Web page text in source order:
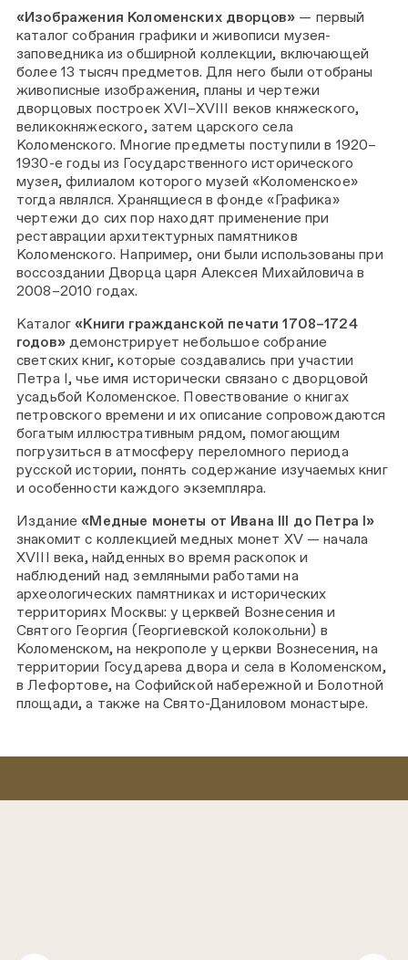
«Изображения Коломенских дворцов» — первый
каталог собрания графики и живописи музея-
заповедника из обширной коллекции, включающей
более 13 тысяч предметов. Для него были отобраны
живописные изображения, планы и чертежи
дворцовых построек XVI–XVIII веков княжеского,
великокняжеского, затем царского села
Коломенского. Многие предметы поступили в 1920–
1930-е годы из Государственного исторического
музея, филиалом которого музей «Коломенское»
тогда являлся. Хранящиеся в фонде «Графика»
чертежи до сих пор находят применение при
реставрации архитектурных памятников
Коломенского. Например, они были использованы при
воссоздании Дворца царя Алексея Михайловича в
2008–2010 годах.
Каталог«Книги гражданской печати 1708–1724
годов»демонстрирует небольшое собрание
светских книг, которые создавались при участии
Петра I, чье имя исторически связано с дворцовой
усадьбой Коломенское. Повествование о книгах
петровского времени и их описание сопровождаются
богатым иллюстративным рядом, помогающим
погрузиться в атмосферу переломного периода
русской истории, понять содержание изучаемых книг
и особенности каждого экземпляра.
Издание«Медные монеты от Ивана III до Петра I»
знакомит с коллекцией медных монет XV — начала
XVIII века, найденных во время раскопок и
наблюдений над земляными работами на
археологических памятниках и исторических
территориях Москвы: у церквей Вознесения и
Святого Георгия (Георгиевской колокольни) в
Коломенском, на некрополе у церкви Вознесения, на
территории Государева двора и села в Коломенском,
в Лефортове, на Софийской набережной и Болотной
площади, а также на Свято-Даниловом монастыре.